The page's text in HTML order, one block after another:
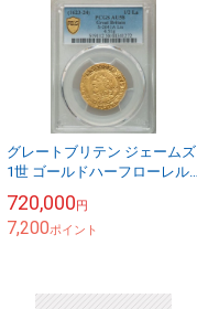
グレートブリテン ジェームズ
1世 ゴールドハーフローレル
720,000円
7,200ポイント